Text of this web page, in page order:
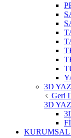
3D
Geri
3D
KURUMSAL